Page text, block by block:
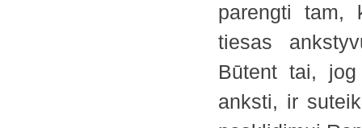
parengti tam,
tiesas
Būtent tai,
anksti, ir